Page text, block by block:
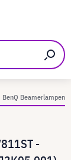
BenQ Beamerlampen
-